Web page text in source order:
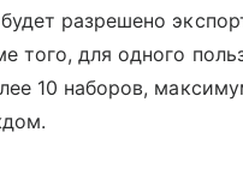
разрешено
того, для одного
10 наборов,